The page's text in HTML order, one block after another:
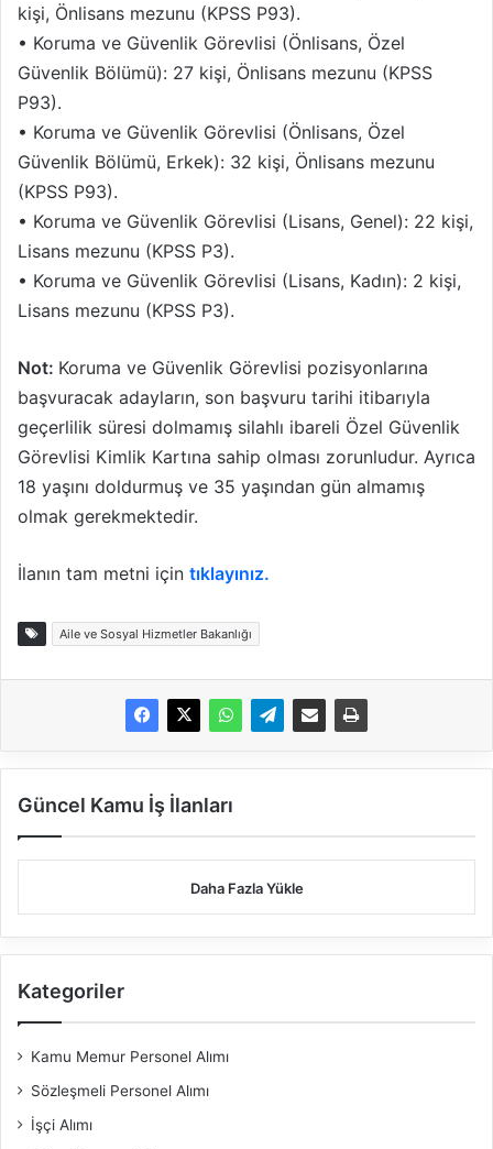
kişi, Önlisans mezunu (KPSS P93).
• Koruma ve Güvenlik Görevlisi (Önlisans, Özel
Güvenlik Bölümü): 27 kişi, Önlisans mezunu (KPSS
P93).
• Koruma ve Güvenlik Görevlisi (Önlisans, Özel
Güvenlik Bölümü, Erkek): 32 kişi, Önlisans mezunu
(KPSS P93).
• Koruma ve Güvenlik Görevlisi (Lisans, Genel): 22 kişi,
Lisans mezunu (KPSS P3).
• Koruma ve Güvenlik Görevlisi (Lisans, Kadın): 2 kişi,
Lisans mezunu (KPSS P3).
Not: Koruma ve Güvenlik Görevlisi pozisyonlarına
başvuracak adayların, son başvuru tarihi itibarıyla
geçerlilik süresi dolmamış silahlı ibareli Özel Güvenlik
Görevlisi Kimlik Kartına sahip olması zorunludur. Ayrıca
18 yaşını doldurmuş ve 35 yaşından gün almamış
olmak gerekmektedir.
İlanın tam metni için tıklayınız.
Aile ve Sosyal Hizmetler Bakanlığı
Güncel Kamu İş İlanları
Daha Fazla Yükle
Kategoriler
Kamu Memur Personel Alımı
Sözleşmeli Personel Alımı
İşçi Alımı